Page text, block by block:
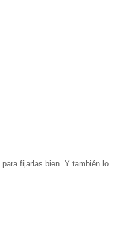
fijarlas bien. Y también lo